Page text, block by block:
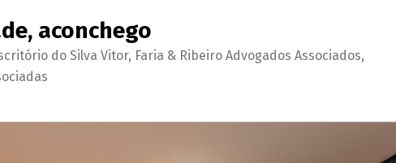
aconchego
do Silva Vitor, Faria & Ribeiro Advogados Associados,